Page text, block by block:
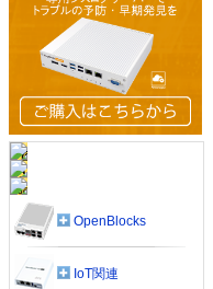
OpenBlocks
IoT関連